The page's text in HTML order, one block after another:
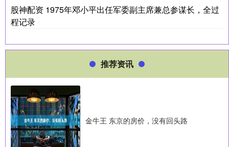
股神配资 1975年邓小平出任军委副主席兼总参谋长，全过
程记录
推荐资讯
金牛王 东京的房价，没有回头路